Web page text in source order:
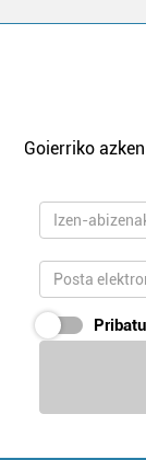
Goierriko